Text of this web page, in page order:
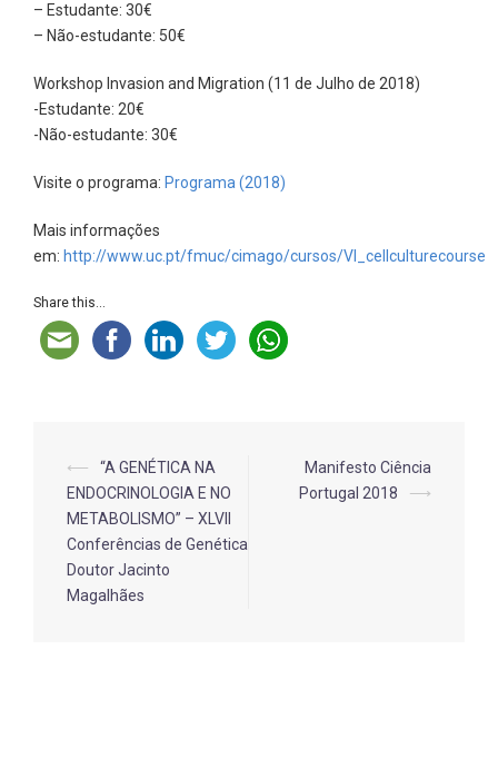
– Estudante: 30€
– Não-estudante: 50€
Workshop Invasion and Migration (11 de Julho de 2018)
-Estudante: 20€
-Não-estudante: 30€
Visite o programa: Programa (2018)
Mais informações
em: http://www.uc.pt/fmuc/cimago/cursos/VI_cellculturecourse
Share this...
Post
navigation
⟵
“A GENÉTICA NA
ENDOCRINOLOGIA E NO
METABOLISMO” – XLVII
Conferências de Genética
Doutor Jacinto
Magalhães
Manifesto Ciência
Portugal 2018
⟶